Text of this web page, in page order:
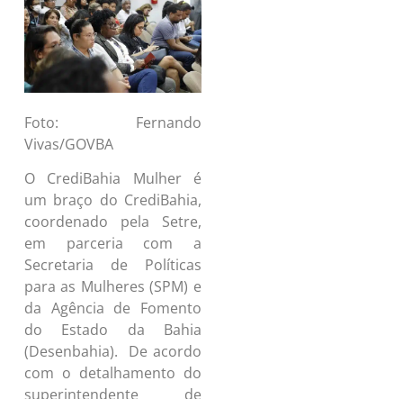
Foto: Fernando
Vivas/GOVBA
O CrediBahia Mulher é
um braço do CrediBahia,
coordenado pela Setre,
em parceria com a
Secretaria de Políticas
para as Mulheres (SPM) e
da Agência de Fomento
do Estado da Bahia
(Desenbahia). De acordo
com o detalhamento do
superintendente de